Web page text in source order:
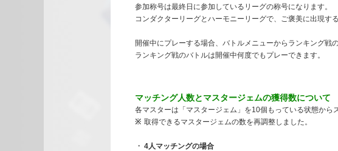
参加称号は最終日に参加しているリーグの称号になります。
コンダクターリーグとハーモニーリーグで、ご褒美に出現す
開催中にプレーする場合、バトルメニューからランキング戦
ランキング戦のバトルは開催中何度でもプレーできます。
マッチング人数とマスタージェムの獲得数について
各マスターは「マスタージェム」を10個もっている状態から
取得できるマスタージェムの数を再調整しました。
4人マッチングの場合